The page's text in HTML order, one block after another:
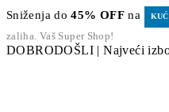
Sniženja do45% OFF na
zaliha. Vaš Super Shop!
DOBRODOŠLI | Najveći